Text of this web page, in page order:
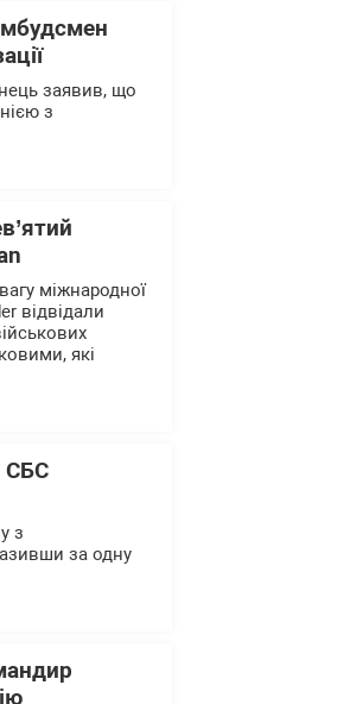
заявив, що
з
міжнародної
відвідали
які
СБС
з
за одну